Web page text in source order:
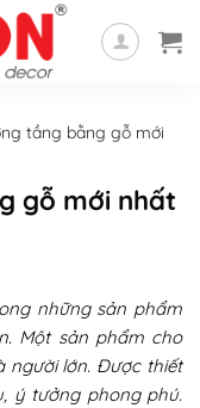
tầng bằng gỗ mới
gỗ mới nhất
những sản phẩm
Một sản phẩm cho
người lớn. Được thiết
ý tưởng phong phú.